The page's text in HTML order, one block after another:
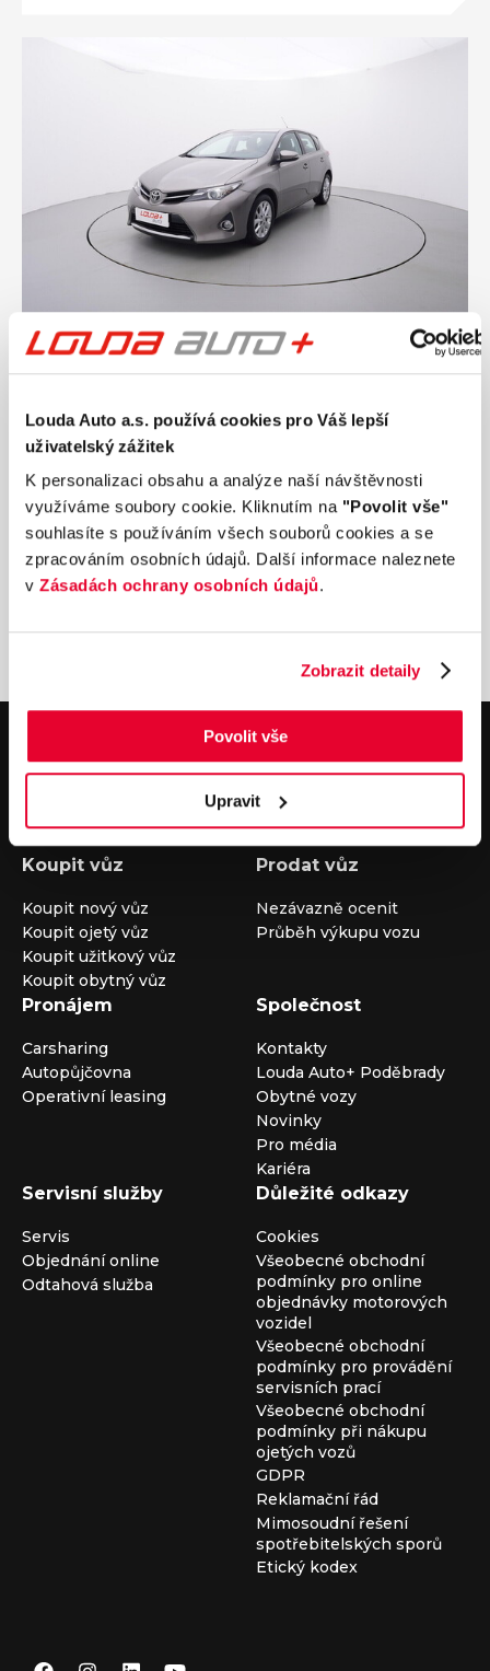
Louda Auto a.s. používá cookies pro Váš lepší
uživatelský zážitek
K personalizaci obsahu a analýze naší návštěvnosti
využíváme soubory cookie. Kliknutím na "Povolit vše"
souhlasíte s používáním všech souborů cookies a se
zpracováním osobních údajů. Další informace naleznete
v Zásadách ochrany osobních údajů.
Zobrazit detaily
Povolit vše
Upravit
Ročník2014
Nájezd
158 038 km
Výkon
Benzín
Manuální
199 990 Kčs DPH
Přidat k porovnání
V případě dotazů volejte číslo nonstop infolinky
nebo nám napište na e-mailauto@louda.cz
Koupit vůz
Koupit nový vůz
Koupit ojetý vůz
Koupit užitkový vůz
Koupit obytný vůz
Prodat vůz
Nezávazně ocenit
Průběh výkupu vozu
Pronájem
Carsharing
Autopůjčovna
Operativní leasing
Společnost
Kontakty
Louda Auto+ Poděbrady
Obytné vozy
Novinky
Pro média
Kariéra
Servisní služby
Servis
Objednání online
Odtahová služba
Důležité odkazy
Cookies
Všeobecné obchodní
podmínky pro online
objednávky motorových
vozidel
Všeobecné obchodní
podmínky pro provádění
servisních prací
Všeobecné obchodní
podmínky při nákupu
ojetých vozů
GDPR
Reklamační řád
Mimosoudní řešení
spotřebitelských sporů
Etický kodex